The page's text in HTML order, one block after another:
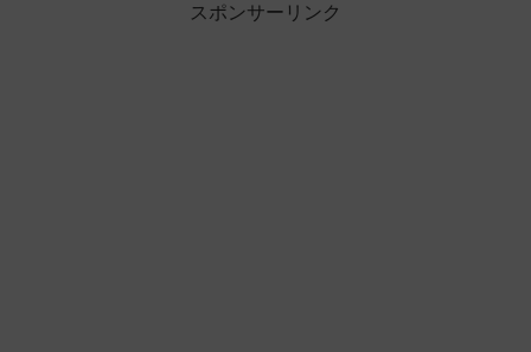
スポンサーリンク